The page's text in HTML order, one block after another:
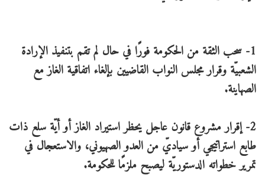
1- سحب الثقة من الحكومة فورًا في حال لم تقم بتنفيذ الإرادة
الشعبيّة وقرار مجلس النواب القاضيين بإلغاء اتفاقية الغاز مع
الصهاينة.
2- إقرار مشروع قانون عاجل يحظر استيراد الغاز أو أيّة سلع ذات
طابع استراتيجي أو سياديّ من العدو الصهيوني، والاستعجال في
تمرير خطواته الدستوريّة ليصبح ملزمًا للحكومة.